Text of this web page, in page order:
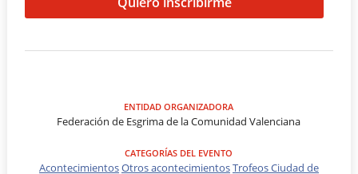
ENTIDAD ORGANIZADORA
Federación de Esgrima de la Comunidad Valenciana
CATEGORÍAS DEL EVENTO
AcontecimientosOtros acontecimientosTrofeos Ciudad de